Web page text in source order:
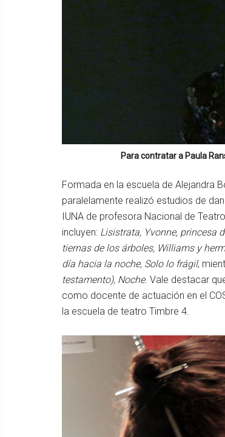
Para contratar a Paula
Formada en la escuela de Alejandra
paralelamente realizó estudios de
IUNA de profesora Nacional de
incluyen: Lisistrata, Yvonne, princesa
tiernas de los árboles, Williams y
día hacia la noche, Solo lo frágil,
testamento), Noche. Vale destacar
como docente de actuación en el
la escuela de teatro Timbre 4.